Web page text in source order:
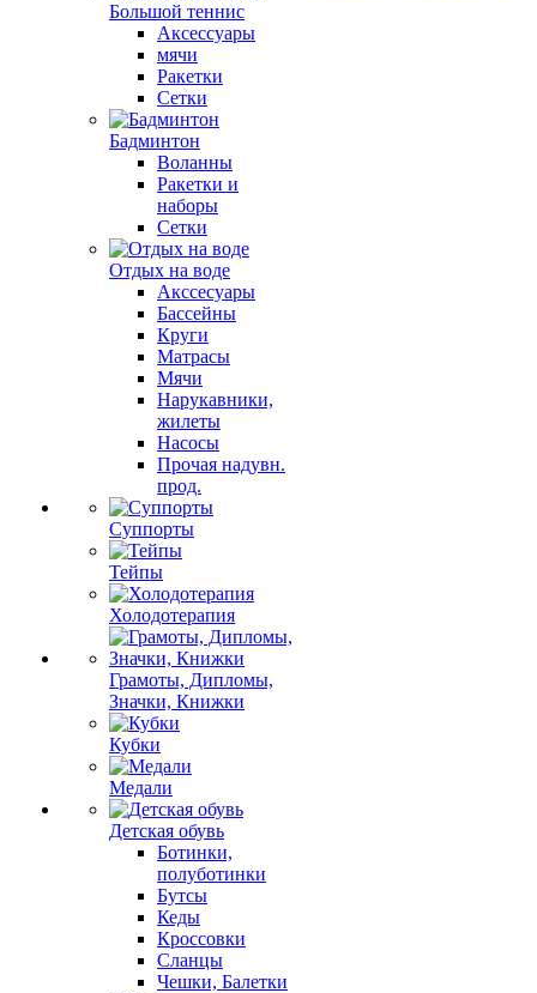
Большой теннис
Аксессуары
мячи
Ракетки
Сетки
Бадминтон
Воланны
Ракетки и
наборы
Сетки
Отдых на воде
Акссесуары
Бассейны
Круги
Матрасы
Мячи
Нарукавники,
жилеты
Насосы
Прочая надувн.
прод.
Суппорты
Тейпы
Холодотерапия
Грамоты, Дипломы,
Значки, Книжки
Кубки
Медали
Детская обувь
Ботинки,
полуботинки
Бутсы
Кеды
Кроссовки
Сланцы
Чешки, Балетки